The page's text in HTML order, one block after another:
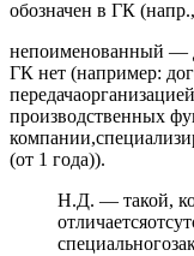
обозначен в ГК
непоименованный —
ГК нет (например:
производственных
(от 1 года)).
Н.Д. — такой,